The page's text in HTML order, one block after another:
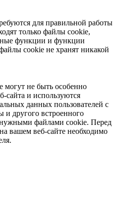
для правильной работы
только файлы cookie,
функции и функции
cookie не хранят никакой
не быть особенно
сайта и используются
данных пользователей с
другого встроенного
файлами cookie. Перед
вашем веб-сайте необходимо